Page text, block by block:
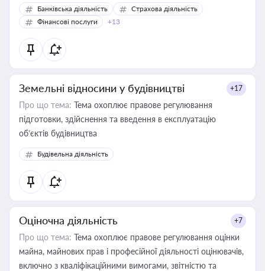
Банківська діяльність
Страхова діяльність
Фінансові послуги
+13
Земельні відносини у будівництві +17
Про що тема: Тема охоплює правове регулювання
підготовки, здійснення та введення в експлуатацію
об’єктів будівництва
Будівельна діяльність
Оціночна діяльність +7
Про що тема: Тема охоплює правове регулювання оцінки
майна, майнових прав і професійної діяльності оцінювачів,
включно з кваліфікаційними вимогами, звітністю та